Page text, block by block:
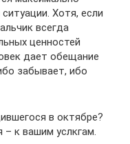
Хотя, если
всегда
ценностей
дает обещание
забывает, ибо
в октябре?
к вашим услкгам.